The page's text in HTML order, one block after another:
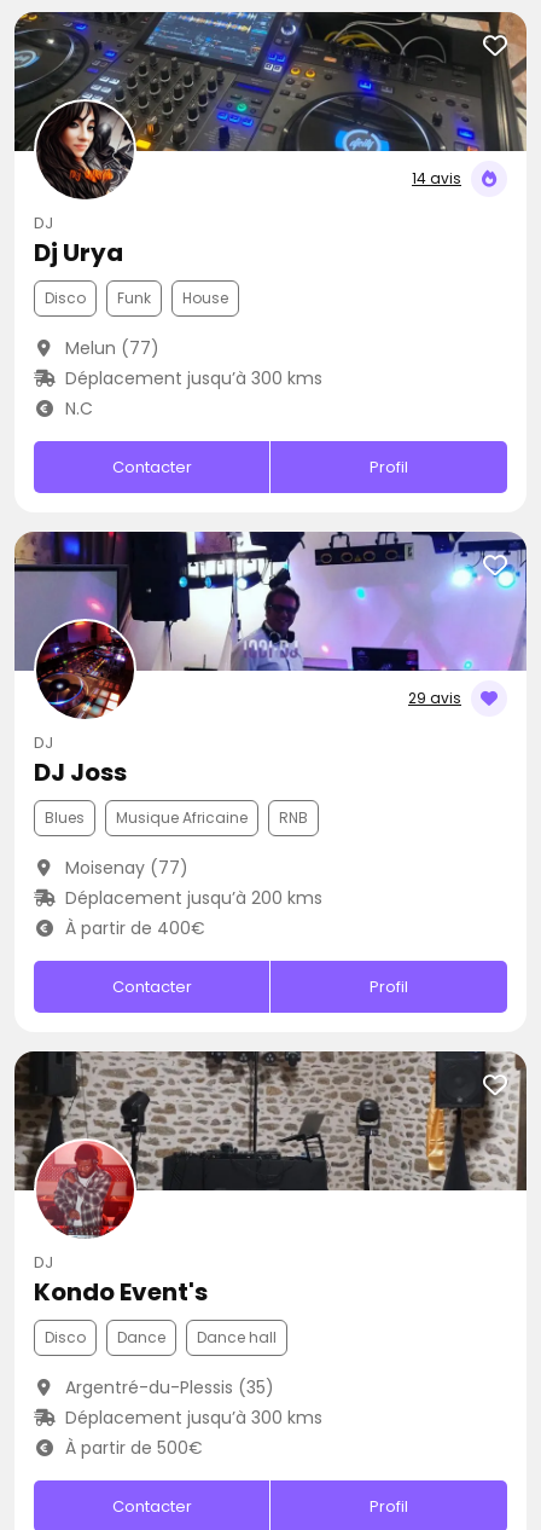
14 avis
DJ
Dj Urya
Disco Funk House
Melun (77)
Déplacement jusqu’à 300 kms
N.C
Contacter Profil
29 avis
DJ
DJ Joss
Blues Musique Africaine RNB
Moisenay (77)
Déplacement jusqu’à 200 kms
À partir de 400€
Contacter Profil
DJ
Kondo Event's
Disco Dance Dance hall
Argentré-du-Plessis (35)
Déplacement jusqu’à 300 kms
À partir de 500€
Contacter Profil